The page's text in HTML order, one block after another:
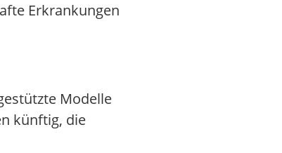
Erkrankungen
Modelle
künftig, die